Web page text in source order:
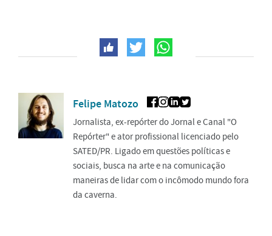
Felipe Matozo
Jornalista, ex-repórter do Jornal e Canal "O
Repórter" e ator profissional licenciado pelo
SATED/PR. Ligado em questões políticas e
sociais, busca na arte e na comunicação
maneiras de lidar com o incômodo mundo fora
da caverna.